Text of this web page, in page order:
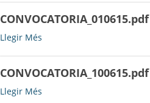
CONVOCATORIA_010615.pdf
CONVOCATORIA_010615.pdf
Llegir Més
CONVOCATORIA_100615.pdf
CONVOCATORIA_100615.pdf
Llegir Més